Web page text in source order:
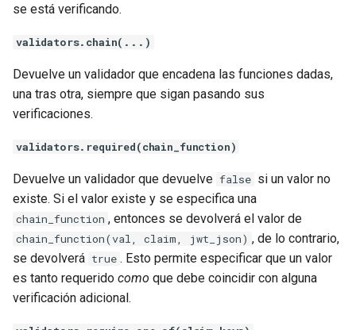
substitutions
sxg
sysguard
traffic-accounting
trim
ts
se está verificando.
validators.chain(...)
Devuelve un validador que encadena las funciones dadas,
una tras otra, siempre que sigan pasando sus
verificaciones.
validators.required(chain_function)
Devuelve un validador que devuelve false si un valor no
existe. Si el valor existe y se especifica una
chain_function , entonces se devolverá el valor de
chain_function(val, claim, jwt_json) , de lo contrario,
se devolverá true . Esto permite especificar que un valor
es tanto requerido como que debe coincidir con alguna
verificación adicional.